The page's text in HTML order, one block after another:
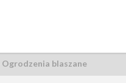
Ogrodzenia blaszane